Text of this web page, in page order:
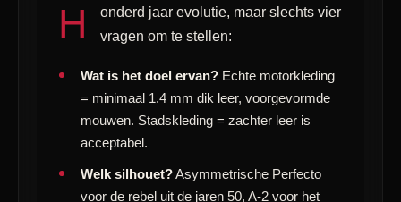
H
onderd jaar evolutie, maar slechts vier
vragen om te stellen:
Wat is het doel ervan? Echte motorkleding
= minimaal 1.4 mm dik leer, voorgevormde
mouwen. Stadskleding = zachter leer is
acceptabel.
Welk silhouet?Asymmetrische Perfecto
voor de rebel uit de jaren 50, A-2 voor het